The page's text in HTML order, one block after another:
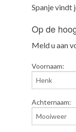
Spanje vindt
Op de
Meld u aan
Voornaam:
Achternaam: